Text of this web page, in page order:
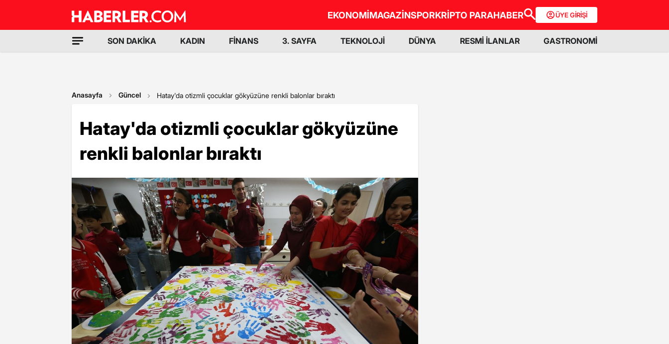
EKONOMİMAGAZİNSPORKRİPTO PARAHABER ÜYE GİRİŞİ
SON DAKİKA KADIN FİNANS 3. SAYFA TEKNOLOJİ DÜNYA RESMİ İLANLAR GASTRONOMİ
Anasayfa Güncel Hatay'da otizmli çocuklar gökyüzüne renkli balonlar bıraktı
Hatay'da otizmli çocuklar gökyüzüne
renkli balonlar bıraktı